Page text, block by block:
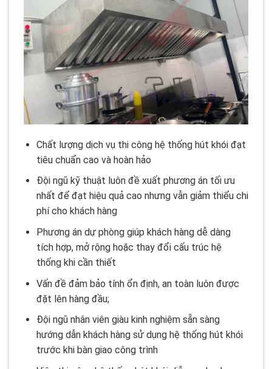
Chất lượng dịch vụ thi công hệ thống hút khói đạt
tiêu chuẩn cao và hoàn hảo
Đội ngũ kỹ thuật luôn đề xuất phương án tối ưu
nhất để đạt hiệu quả cao nhưng vẫn giảm thiểu chi
phí cho khách hàng
Phương án dự phòng giúp khách hàng dễ dàng
tích hợp, mở rộng hoặc thay đổi cấu trúc hệ
thống khi cần thiết
Vấn đề đảm bảo tính ổn định, an toàn luôn được
đặt lên hàng đầu;
Đội ngũ nhân viên giàu kinh nghiệm sẵn sàng
hướng dẫn khách hàng sử dụng hệ thống hút khói
trước khi bàn giao công trình